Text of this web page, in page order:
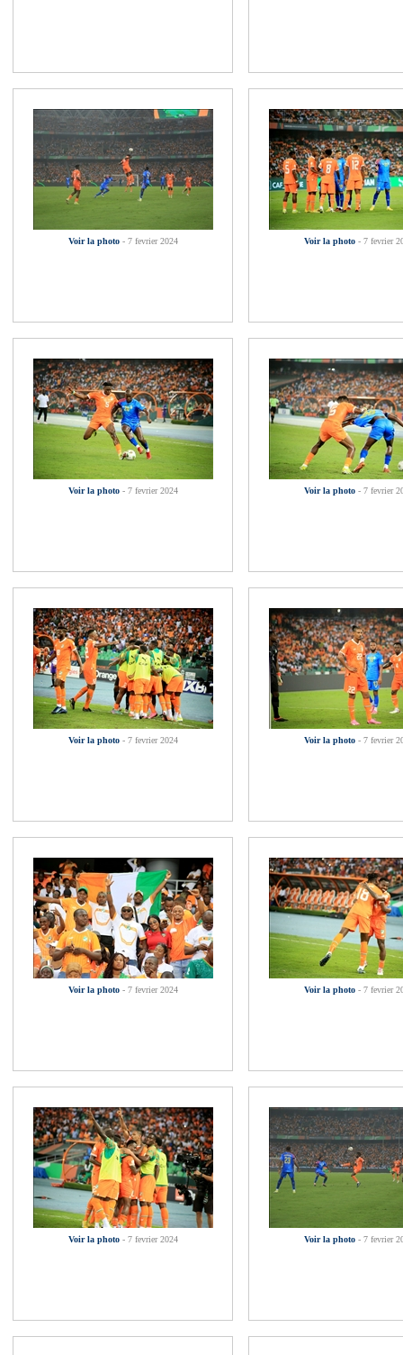
Voir la photo - 7 fevrier 2024 Voir la photo - 7 fevrier
Voir la photo - 7 fevrier 2024 Voir la photo - 7 fevrier
Voir la photo - 7 fevrier 2024 Voir la photo - 7 fevrier
Voir la photo - 7 fevrier 2024 Voir la photo - 7 fevrier
Voir la photo - 7 fevrier 2024 Voir la photo - 7 fevrier